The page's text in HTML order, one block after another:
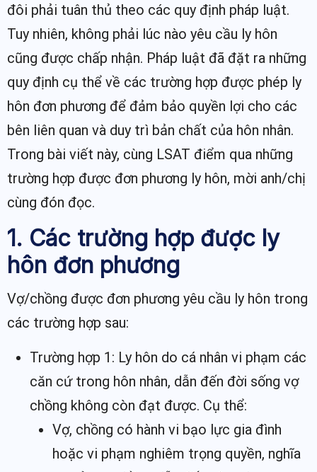
đôi phải tuân thủ theo các quy định pháp luật.
Tuy nhiên, không phải lúc nào yêu cầu ly hôn
cũng được chấp nhận. Pháp luật đã đặt ra những
quy định cụ thể về các trường hợp được phép ly
hôn đơn phương để đảm bảo quyền lợi cho các
bên liên quan và duy trì bản chất của hôn nhân.
Trong bài viết này, cùng LSAT điểm qua những
trường hợp được đơn phương ly hôn, mời anh/chị
cùng đón đọc.
1. Các trường hợp được ly
hôn đơn phương
Vợ/chồng được đơn phương yêu cầu ly hôn trong
các trường hợp sau:
Trường hợp 1: Ly hôn do cá nhân vi phạm các
căn cứ trong hôn nhân, dẫn đến đời sống vợ
chồng không còn đạt được. Cụ thể:
Vợ, chồng có hành vi bạo lực gia đình
hoặc vi phạm nghiêm trọng quyền, nghĩa